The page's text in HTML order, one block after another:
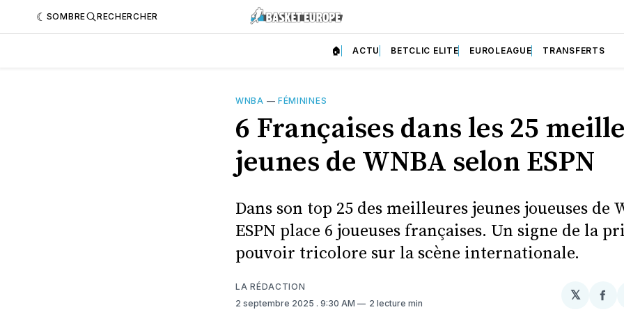
SOMBRE RECHERCHER
🏠 ACTU BETCLIC ELITE EUROLEAGUE TRANSFERTS
WNBA — FÉMININES
6 Françaises dans les 25
jeunes de WNBA selon ESPN
Dans son top 25 des meilleures jeunes joueuses de
ESPN place 6 joueuses françaises. Un signe de la
pouvoir tricolore sur la scène internationale.
LA RÉDACTION
2 septembre 2025 . 9:30 AM 2 lecture min
𝕏